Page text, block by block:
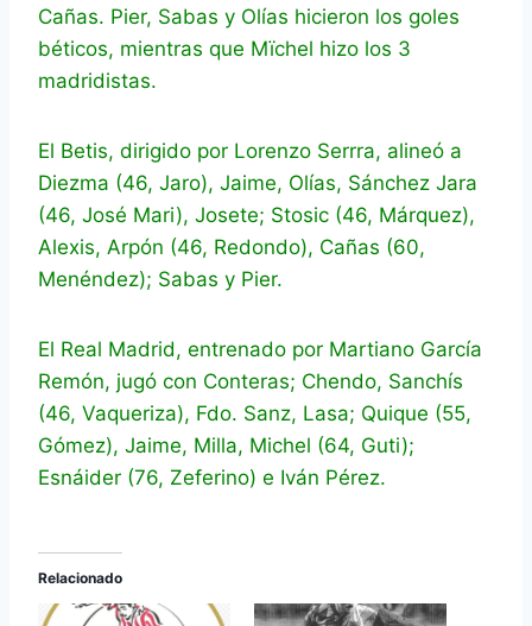
Cañas. Pier, Sabas y Olías hicieron los goles
béticos, mientras que Mïchel hizo los 3
madridistas.
El Betis, dirigido por Lorenzo Serrra, alineó a
Diezma (46, Jaro), Jaime, Olías, Sánchez Jara
(46, José Mari), Josete; Stosic (46, Márquez),
Alexis, Arpón (46, Redondo), Cañas (60,
Menéndez); Sabas y Pier.
El Real Madrid, entrenado por Martiano García
Remón, jugó con Conteras; Chendo, Sanchís
(46, Vaqueriza), Fdo. Sanz, Lasa; Quique (55,
Gómez), Jaime, Milla, Michel (64, Guti);
Esnáider (76, Zeferino) e Iván Pérez.
Relacionado